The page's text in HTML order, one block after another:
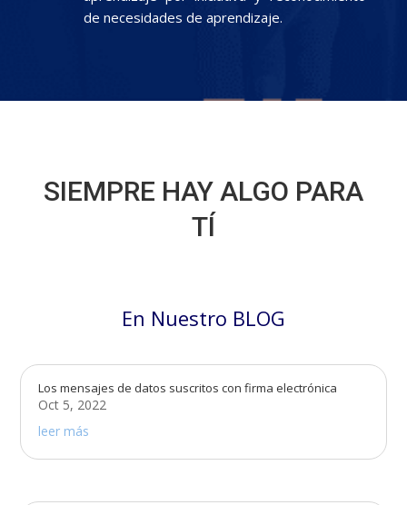
de necesidades de aprendizaje.
SIEMPRE HAY ALGO PARA
TÍ
En Nuestro BLOG
Los mensajes de datos suscritos con firma electrónica
Oct 5, 2022
leer más